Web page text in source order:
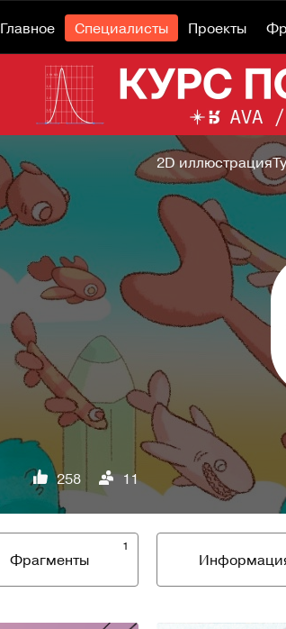
Главное Специалисты Проекты
2D иллюстрация
258 11
1
Фрагменты